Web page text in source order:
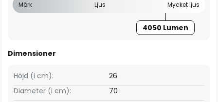
Mörk Ljus Mycket ljus
4050 Lumen
Dimensioner
Höjd (i cm):
26
Diameter (i cm):
70